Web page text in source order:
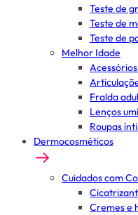
Teste de
Teste de
Teste de
Melhor Idade
Fralda
Lenços
Roupas
Dermocosméticos
Cuidados com
Cremes e